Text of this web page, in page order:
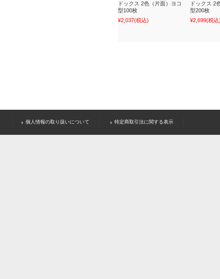
ドックス 2色（片面）ヨコ
型100枚
¥2,037(税込)
ドックス 2
型200枚
¥2,699(税込
個人情報の取り扱いについて 特定商取引法に関する表示